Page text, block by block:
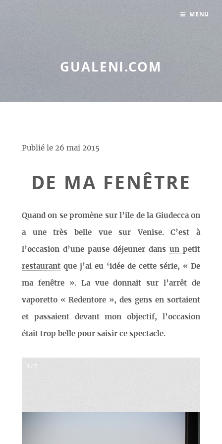
GUALENI.COM
Publié le 26 mai 2015
DE MA FENÊTRE
Quand on se promène sur l’ile de la Giudecca on
a une très belle vue sur Venise. C’est à
l’occasion d’une pause déjeuner dans un petit
restaurant que j’ai eu ‘idée de cette série, « De
ma fenêtre ». La vue donnait sur l’arrêt de
vaporetto « Redentore », des gens en sortaient
et passaient devant mon objectif, l’occasion
était trop belle pour saisir ce spectacle.
1 / 7
MENU